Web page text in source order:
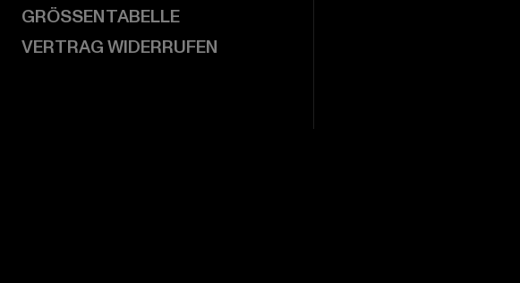
GRÖSSENTABELLE
VERTRAG WIDERRUFEN